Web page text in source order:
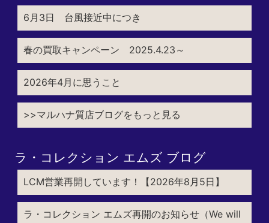
6月3日 台風接近中につき
春の買取キャンペーン 2025.4.23～
2026年4月に思うこと
>>マルハナ質店ブログをもっと見る
ラ・コレクション エムズ ブログ
LCM営業再開しています！【2026年8月5日】
ラ・コレクション エムズ再開のお知らせ（We will